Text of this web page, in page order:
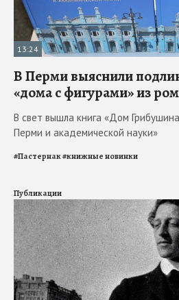
13:24
В Перми выяснили
«дома с фигурами» из
В свет вышла книга «Дом
Перми и академической науки»
#Пастернак#книжные новинки
Публикации